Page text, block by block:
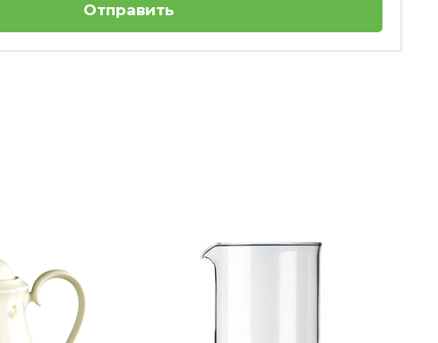
Отправить
Пиала 13 см Vieux Luxemburg Villeroy &
Boch